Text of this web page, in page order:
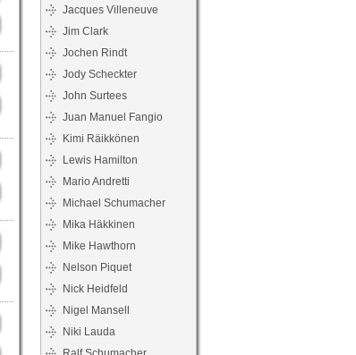
Jacques Villeneuve
Jim Clark
Jochen Rindt
Jody Scheckter
John Surtees
Juan Manuel Fangio
Kimi Räikkönen
Lewis Hamilton
Mario Andretti
Michael Schumacher
Mika Häkkinen
Mike Hawthorn
Nelson Piquet
Nick Heidfeld
Nigel Mansell
Niki Lauda